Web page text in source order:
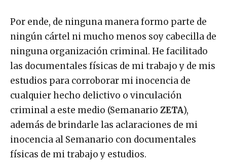
Por ende, de ninguna manera formo parte de
ningún cártel ni mucho menos soy cabecilla de
ninguna organización criminal. He facilitado
las documentales físicas de mi trabajo y de mis
estudios para corroborar mi inocencia de
cualquier hecho delictivo o vinculación
criminal a este medio (Semanario ZETA),
además de brindarle las aclaraciones de mi
inocencia al Semanario con documentales
físicas de mi trabajo y estudios.